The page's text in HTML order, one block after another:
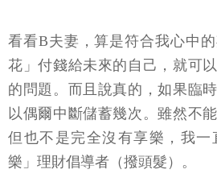
看看B夫妻，算是符合我心中
花」付錢給未來的自己，就可
的問題。而且說真的，如果臨
以偶爾中斷儲蓄幾次。雖然不
但也不是完全沒有享樂，我
樂」理財倡導者（撥頭髮）。